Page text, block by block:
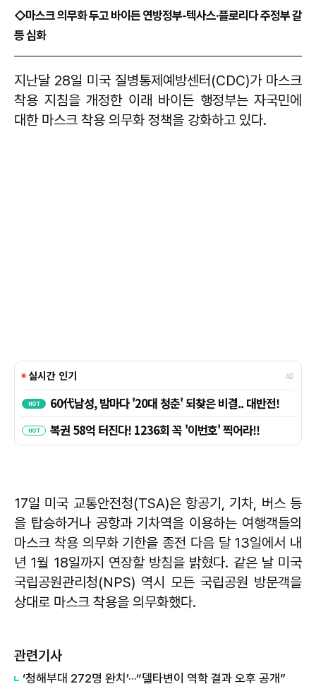
◇마스크 의무화 두고 바이든 연방정부-텍사스·플로리다 주정부 갈
등 심화
지난달 28일 미국 질병통제예방센터(CDC)가 마스크
착용 지침을 개정한 이래 바이든 행정부는 자국민에
대한 마스크 착용 의무화 정책을 강화하고 있다.
17일 미국 교통안전청(TSA)은 항공기, 기차, 버스 등
을 탑승하거나 공항과 기차역을 이용하는 여행객들의
마스크 착용 의무화 기한을 종전 다음 달 13일에서 내
년 1월 18일까지 연장할 방침을 밝혔다. 같은 날 미국
국립공원관리청(NPS) 역시 모든 국립공원 방문객을
상대로 마스크 착용을 의무화했다.
관련기사
‘청해부대 272명 완치’···“델타변이 역학 결과 오후 공개”